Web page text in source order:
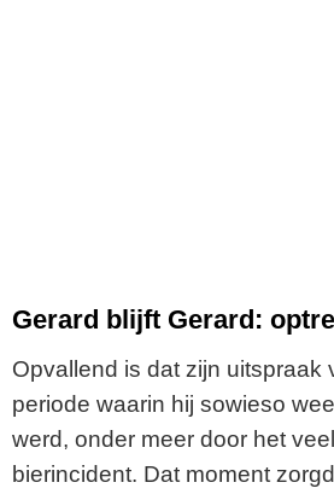
Gerard blijft Gerard:
Opvallend is dat zijn uitspraak
periode waarin hij sowieso
werd, onder meer door het
bierincident. Dat moment